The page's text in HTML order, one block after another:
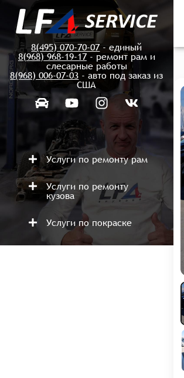
8(495) 070-70-07- единый
8(968) 968-19-17- ремонт рам и
слесарные работы
8(968) 006-07-03 - авто под заказ из
США
Услуги по ремонту рам
Услуги по ремонту
кузова
Услуги по покраске
Ремонт после аварий